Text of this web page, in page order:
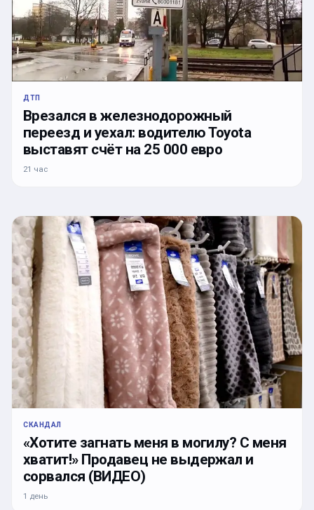
ДТП
Врезался в железнодорожный
переезд и уехал: водителю Toyota
выставят счёт на 25 000 евро
21 час
СКАНДАЛ
«Хотите загнать меня в могилу? С меня
хватит!» Продавец не выдержал и
сорвался (ВИДЕО)
1 день